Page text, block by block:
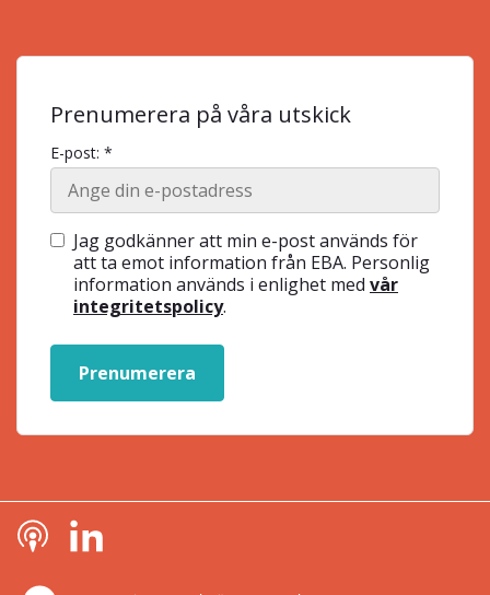
Prenumerera på våra utskick
E-post: *
Jag godkänner att min e-post används för
att ta emot information från EBA. Personlig
information används i enlighet med vår
integritetspolicy.
Prenumerera